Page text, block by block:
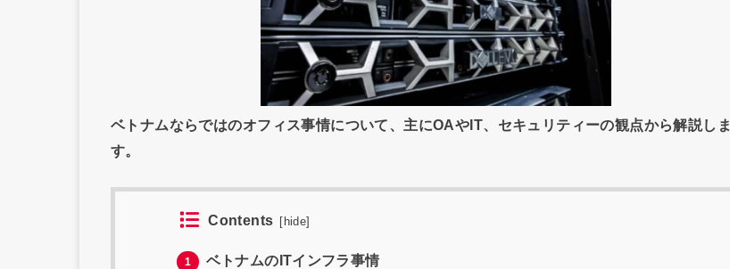
ベトナムならではのオフィス事情について、主にOAやIT、セキュリティーの観点から解説しま
す。
Contents hide
1 ベトナムのITインフラ事情